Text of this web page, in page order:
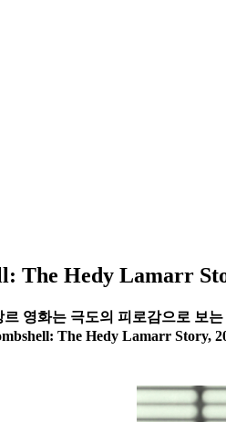
The Hedy Lamarr
영화는 극도의 피로감으로 보
The Hedy Lamarr